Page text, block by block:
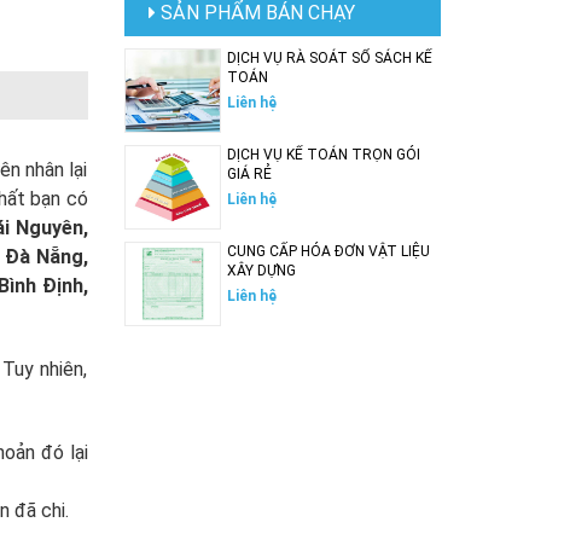
nhân lại
bạn có
Nguyên,
Đà Nẵng,
Định,
nhiên,
đó lại
đã chi.
SẢN PHẨM BÁN CHẠY
DỊCH VỤ RÀ SOÁT SỔ SÁCH KẾ
TOÁN
Liên hệ
DỊCH VỤ KẾ TOÁN TRỌN GÓI
GIÁ RẺ
Liên hệ
CUNG CẤP HÓA ĐƠN VẬT LIỆU
XÂY DỰNG
Liên hệ